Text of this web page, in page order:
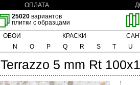
ОПЛАТА
25020 вариантов
плитки с образцами
ОБОИ КРАСКИ
N O P Q R S T U
Terrazzo 5 mm Rt